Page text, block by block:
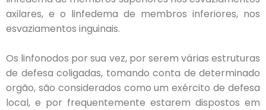
axilares, e o linfedema de membros inferiores, nos
esvaziamentos inguinais.
Os linfonodos por sua vez, por serem várias estruturas
de defesa coligadas, tomando conta de determinado
orgão, são considerados como um exército de defesa
local, e por frequentemente estarem dispostos em